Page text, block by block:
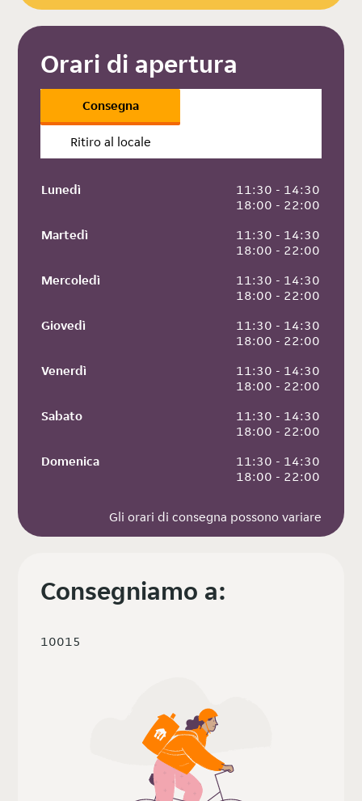
Orari di apertura
Consegna
Ritiro al locale
Lunedì
11:30 - 14:30
18:00 - 22:00
Martedì
11:30 - 14:30
18:00 - 22:00
Mercoledì
11:30 - 14:30
18:00 - 22:00
Giovedì
11:30 - 14:30
18:00 - 22:00
Venerdì
11:30 - 14:30
18:00 - 22:00
Sabato
11:30 - 14:30
18:00 - 22:00
Domenica
11:30 - 14:30
18:00 - 22:00
Gli orari di consegna possono variare
Consegniamo a:
10015